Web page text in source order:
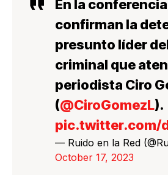
En la
confirman la
presunto líder
criminal que
periodista Ciro
(@CiroGomezL).
pic.twitter.com/
— Ruido en la Red
October 17, 2023